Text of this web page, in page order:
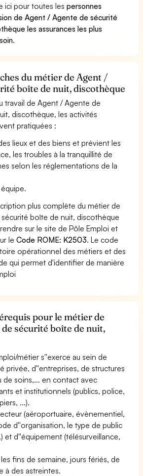
ici pour toutes lespersonnes
de Agent / Agente de sécurité
les assurances les plus
.
du métier de Agent /
boîte de nuit, discothèque
travail de Agent / Agente de
discothèque, les activités
pratiquées :
lieux et des biens et prévient les
les troubles à la tranquillité de
selon les réglementations de la
plus complète du métier de
boîte de nuit, discothèque
sur le site de Pôle Emploi et
leCode ROME: K2503. Le code
opérationnel des métiers et des
qui permet d'identifier de manière
pour le métier de
sécurité boîte de nuit,
métier s''exerce au sein de
privée, d''entreprises, de structures
soins,... en contact avec
et institutionnels (publics, police,
...).
(aéroportuaire, évènementiel,
d''organisation, le type de public
et d''équipement (télésurveillance,
fins de semaine, jours fériés, de
à des astreintes.